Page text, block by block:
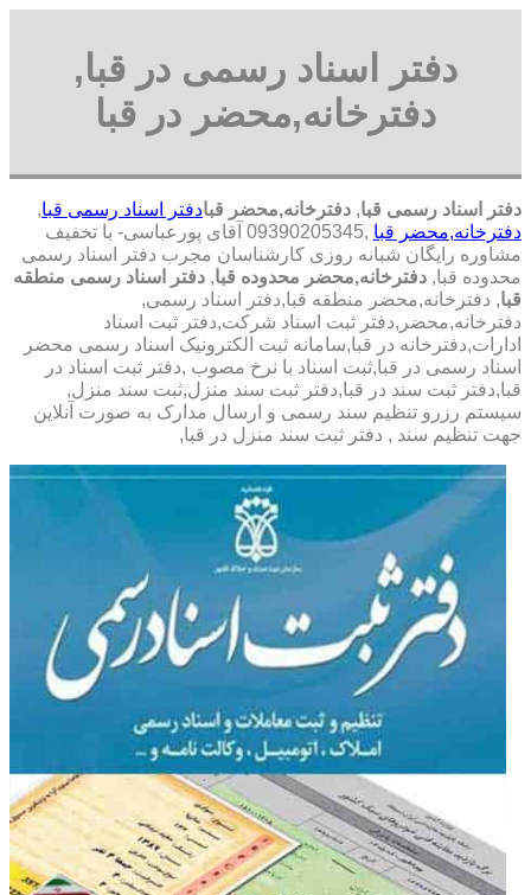
دفتر اسناد رسمی در قبا,
دفترخانه,محضر در قبا
دفتر اسناد رسمی قبا, دفترخانه,محضر قبادفتر اسناد رسمی قبا,
دفترخانه,محضر قبا
,09390205345 آقای پورعباسی- با تخفیف
مشاوره رايگان شبانه روزی کارشناسان مجرب دفتر اسناد رسمی
محدوده قبا, دفترخانه,محضر محدوده قبا, دفتر اسناد رسمی منطقه
قبا, دفترخانه,محضر منطقه قبا,دفتر اسناد رسمی,
دفترخانه,محضر,دفتر ثبت اسناد شرکت,دفتر ثبت اسناد
ادارات,دفترخانه در قبا,سامانه ثبت الکترونیک اسناد رسمی محضر
اسناد رسمی در قبا,ثبت اسناد با نرخ مصوب ,دفتر ثبت اسناد در
قبا,دفتر ثبت سند در قبا,دفتر ثبت سند منزل,ثبت سند منزل,
سیستم رزرو تنظیم سند رسمی و ارسال مدارک به صورت آنلاین
جهت تنظیم سند , دفتر ثبت سند منزل در قبا,